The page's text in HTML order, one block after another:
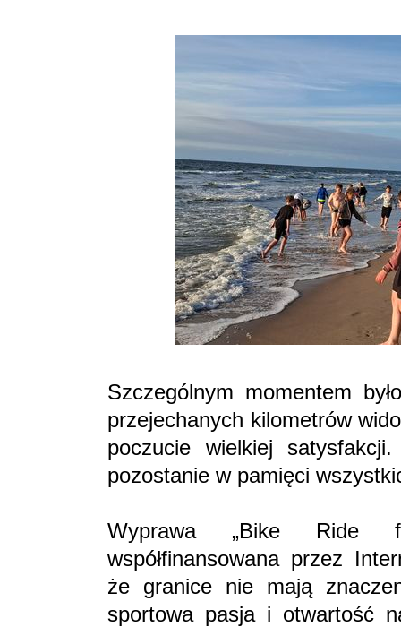
Szczególnym momentem
przejechanych kilometrów
poczucie wielkiej
pozostanie w pamięci
Wyprawa „Bike Ride
współfinansowana przez
że granice nie mają
sportowa pasja i otwartość